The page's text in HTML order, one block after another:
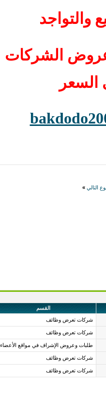
والتواجد
الشركات
التالي »
القسم
شركات تعرض وظائف
شركات تعرض وظائف
طلبات وعروض الإشراف في مواقع الأعضاء
شركات تعرض وظائف
شركات تعرض وظائف